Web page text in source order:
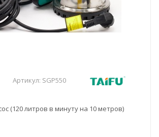
Артикул: SGP550
(120 литров в минуту на 10 метров)